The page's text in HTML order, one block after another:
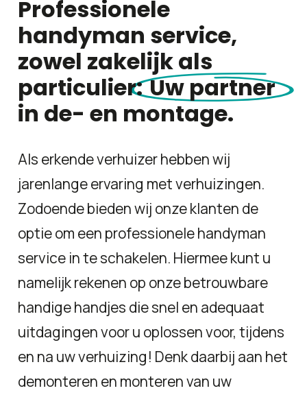
Professionele
handyman service,
zowel zakelijk als
particulier:Uw partner
in de- en montage.
Als erkende verhuizer hebben wij
jarenlange ervaring met verhuizingen.
Zodoende bieden wij onze klanten de
optie om een professionele handyman
service in te schakelen. Hiermee kunt u
namelijk rekenen op onze betrouwbare
handige handjes die snel en adequaat
uitdagingen voor u oplossen voor, tijdens
en na uw verhuizing! Denk daarbij aan het
demonteren en monteren van uw